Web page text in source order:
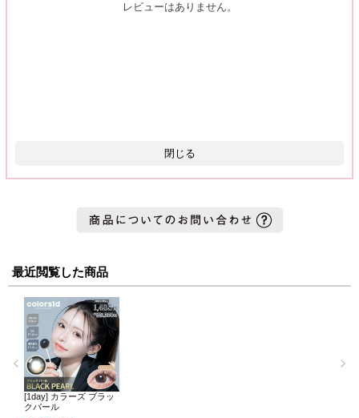
レビューはありません。
閉じる
最近閲覧した商品
[1day] カラーズ ブラッ
クパール